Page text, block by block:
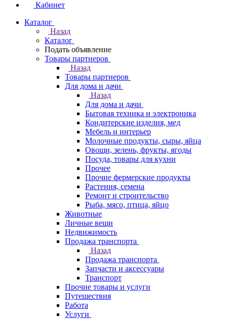
Кабинет
Каталог
Назад
Каталог
Подать объявление
Товары партнеров
Назад
Товары партнеров
Для дома и дачи
Назад
Для дома и дачи
Бытовая техника и электроника
Кондитерские изделия, мед
Мебель и интерьер
Молочные продукты, сыры, яйца
Овощи, зелень, фрукты, ягоды
Посуда, товары для кухни
Прочее
Прочие фермерские продукты
Растения, семена
Ремонт и строительство
Рыба, мясо, птица, яйцо
Животные
Личные вещи
Недвижимость
Продажа транспорта
Назад
Продажа транспорта
Запчасти и аксессуары
Транспорт
Прочие товары и услуги
Путешествия
Работа
Услуги